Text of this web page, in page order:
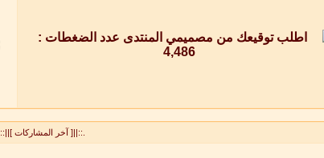
.::||[ آخر المشاركات ]||::.